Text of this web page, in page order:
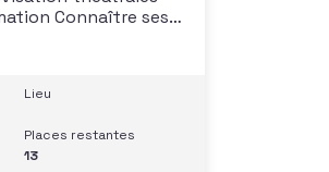
Connaître ses
conviction et sur
attitude, …),
de
Lieu
Places restantes
13